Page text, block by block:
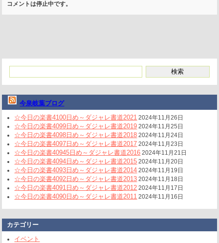
コメントは停止中です。
今泉岐葉ブログ
☆今日の楽書4100日め～ダジャレ書道2021 2024年11月26日
☆今日の楽書4099日め～ダジャレ書道2019 2024年11月25日
☆今日の楽書4098日め～ダジャレ書道2018 2024年11月24日
☆今日の楽書4097日め～ダジャレ書道2017 2024年11月23日
☆今日の楽書40945日め～ダジャレ書道2016 2024年11月21日
☆今日の楽書4094日め～ダジャレ書道2015 2024年11月20日
☆今日の楽書4093日め～ダジャレ書道2014 2024年11月19日
☆今日の楽書4092日め～ダジャレ書道2013 2024年11月18日
☆今日の楽書4091日め～ダジャレ書道2012 2024年11月17日
☆今日の楽書4090日め～ダジャレ書道2011 2024年11月16日
カテゴリー
イベント